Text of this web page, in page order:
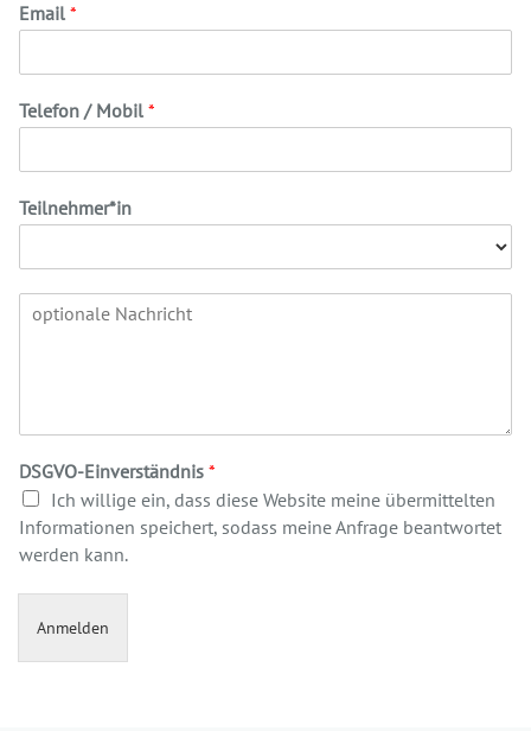
Email *
Telefon / Mobil *
Teilnehmer*in
DSGVO-Einverständnis *
Ich willige ein, dass diese Website meine übermittelten
Informationen speichert, sodass meine Anfrage beantwortet
werden kann.
Anmelden